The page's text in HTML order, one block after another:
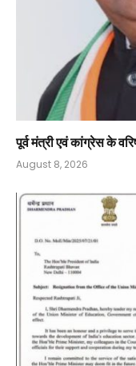
पूर्व मंत्री एवं कांग्रेस के
August 8, 2026